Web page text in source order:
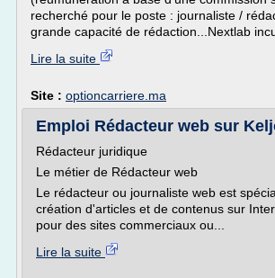
recherché pour le poste : journaliste /
grande capacité de rédaction...Nextlab
Lire la suite
Site : optioncarriere.ma
Emploi Rédacteur web sur
Rédacteur juridique
Le métier de Rédacteur web
Le rédacteur ou journaliste web est
création d'articles et de contenus sur
pour des sites commerciaux ou...
Lire la suite